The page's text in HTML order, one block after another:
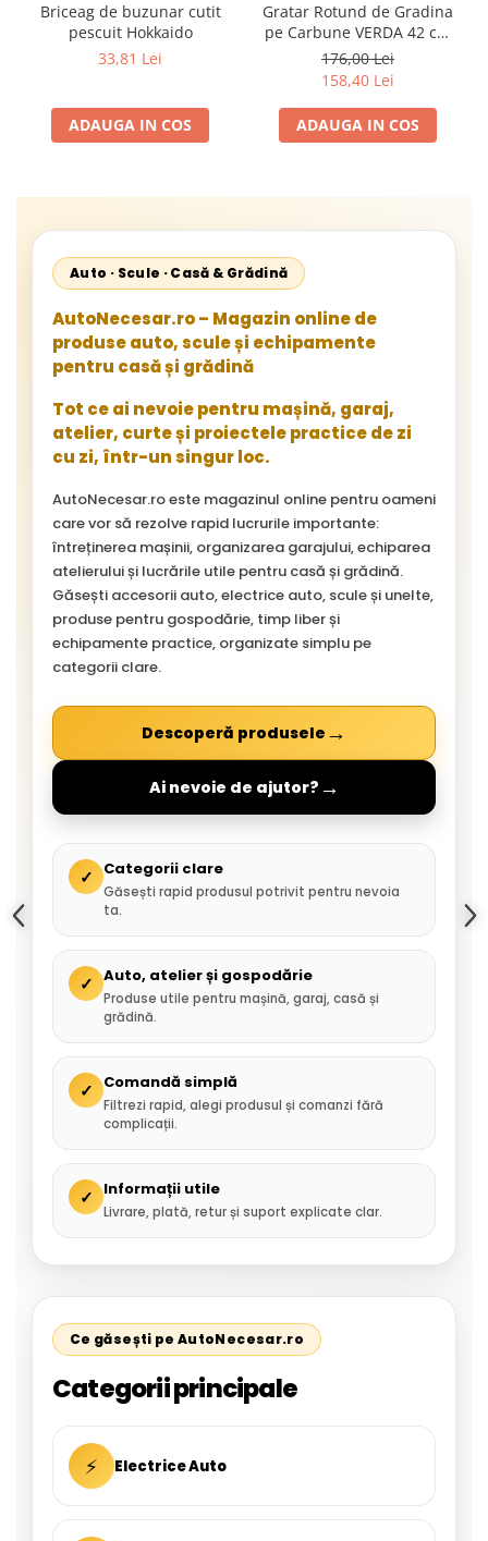
Briceag de buzunar cutit
pescuit Hokkaido
33,81 Lei
ADAUGA IN COS
Gratar Rotund de Gradina
pe Carbune VERDA 42 cm
cu Capac, Cenusar, Roti de
Transport + Set Cadou 3
Gatit – Gratar Portabil
Premium pentru Curte,
176,00 Lei
158,40 Lei
ADAUGA IN COS
Auto · Scule · Casă & Grădină
AutoNecesar.ro – Magazin online de
produse auto, scule și echipamente
pentru casă și grădină
Tot ce ai nevoie pentru mașină, garaj,
atelier, curte și proiectele practice de zi
cu zi, într-un singur loc.
AutoNecesar.ro este magazinul online pentru oameni
care vor să rezolve rapid lucrurile importante:
întreținerea mașinii, organizarea garajului, echiparea
atelierului și lucrările utile pentru casă și grădină.
Găsești accesorii auto, electrice auto, scule și unelte,
produse pentru gospodărie, timp liber și
echipamente practice, organizate simplu pe
categorii clare.
Descoperă produsele →
Ai nevoie de ajutor? →
✓ Categorii clare
Găsești rapid produsul potrivit pentru nevoia
ta.
✓ Auto, atelier și gospodărie
Produse utile pentru mașină, garaj, casă și
grădină.
✓ Comandă simplă
Filtrezi rapid, alegi produsul și comanzi fără
complicații.
✓ Informații utile
Livrare, plată, retur și suport explicate clar.
Ce găsești pe AutoNecesar.ro
Categorii principale
⚡ Electrice Auto